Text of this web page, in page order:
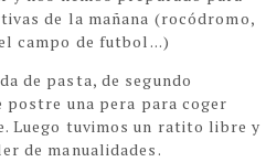
de la mañana (rocódromo,
campo de futbol...)
de pasta, de segundo
una pera para coger
Luego tuvimos un ratito libre y
de manualidades.